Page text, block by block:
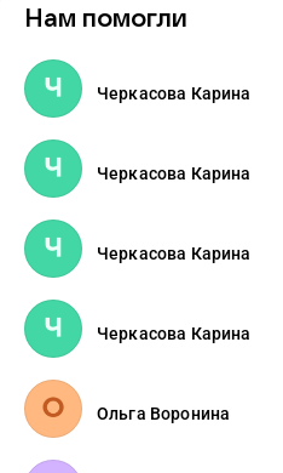
Нам помогли
Черкасова Карина
Черкасова Карина
Черкасова Карина
Черкасова Карина
Ольга Воронина